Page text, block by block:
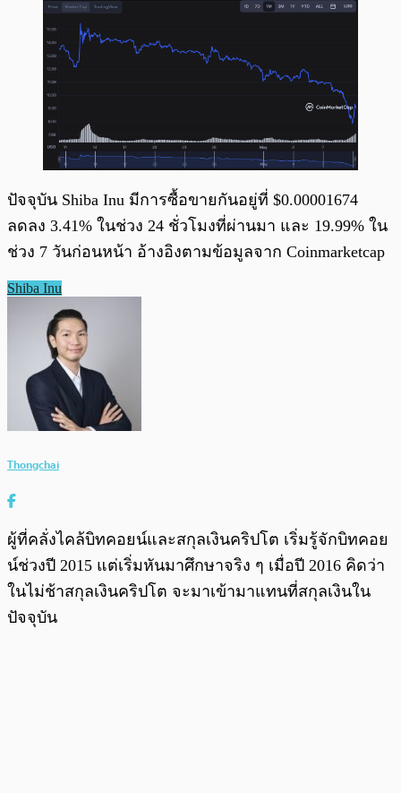
ปัจจุบัน Shiba Inu มีการซื้อขายกันอยู่ที่ $0.00001674
ลดลง 3.41% ในช่วง 24 ชั่วโมงที่ผ่านมา และ 19.99% ใน
ช่วง 7 วันก่อนหน้า อ้างอิงตามข้อมูลจาก Coinmarketcap
Shiba Inu
Thongchai
ผู้ที่คลั่งไคล้บิทคอยน์และสกุลเงินคริปโต เริ่มรู้จักบิทคอย
น์ช่วงปี 2015 แต่เริ่มหันมาศึกษาจริง ๆ เมื่อปี 2016 คิดว่า
ในไม่ช้าสกุลเงินคริปโต จะมาเข้ามาแทนที่สกุลเงินใน
ปัจจุบัน